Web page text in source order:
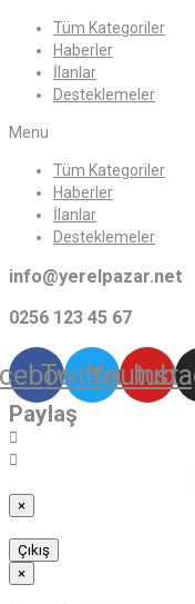
Tüm Kategoriler
Haberler
İlanlar
Desteklemeler
Menu
Tüm Kategoriler
Haberler
İlanlar
Desteklemeler
info@yerelpazar.net
0256 123 45 67
TwitterYoutube
Paylaş
×
Çıkış
×